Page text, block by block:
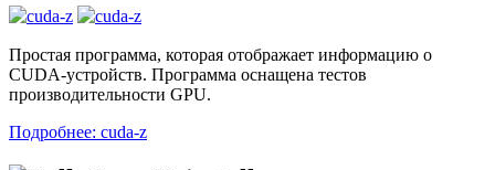
Простая программа, которая отображает информацию о
CUDA-устройств. Программа оснащена тестов
производительности GPU.
Подробнее: cuda-z